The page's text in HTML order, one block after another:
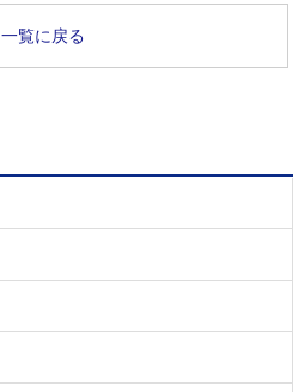
一覧に戻る